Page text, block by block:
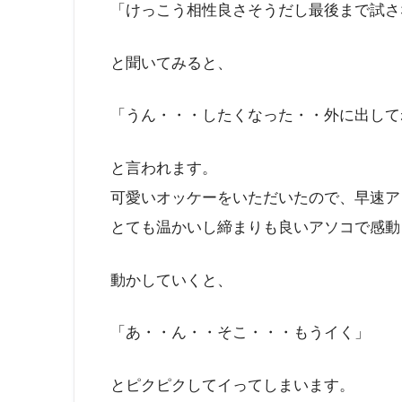
「けっこう相性良さそうだし最後まで試
と聞いてみると、
「うん・・・したくなった・・外に出し
と言われます。
可愛いオッケーをいただいたので、早速
とても温かいし締まりも良いアソコで感
動かしていくと、
「あ・・ん・・そこ・・・もうイく」
とピクピクしてイってしまいます。